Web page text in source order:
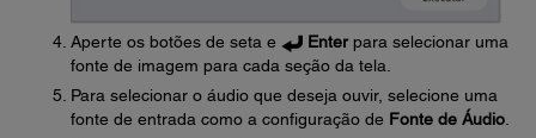
Aperte os botões de seta e Enterpara selecionar uma
fonte de imagem para cada seção da tela.
Para selecionar o áudio que deseja ouvir, selecione uma
fonte de entrada como a configuração de Fonte de Áudio